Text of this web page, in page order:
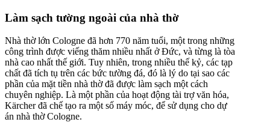
Làm sạch tường ngoài của nhà thờ
Nhà thờ lớn Cologne đã hơn 770 năm tuổi, một trong những
công trình được viếng thăm nhiều nhất ở Đức, và từng là tòa
nhà cao nhất thế giới. Tuy nhiên, trong nhiều thế kỷ, các tạp
chất đã tích tụ trên các bức tường đá, đó là lý do tại sao các
phần của mặt tiền nhà thờ đã được làm sạch một cách
chuyên nghiệp. Là một phần của hoạt động tài trợ văn hóa,
Kärcher đã chế tạo ra một số máy móc, để sử dụng cho dự
án nhà thờ Cologne.